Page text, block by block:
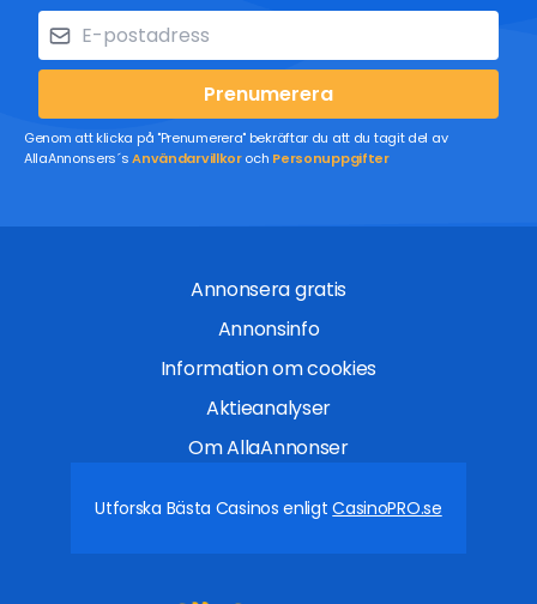
Prenumerera
Genom att klicka på "Prenumerera" bekräftar du att du tagit del av
AllaAnnonsers´sAnvändarvillkoroch Personuppgifter
Annonsera gratis
Annonsinfo
Information om cookies
Aktieanalyser
Om AllaAnnonser
Utforska Bästa Casinos enligtCasinoPRO.se